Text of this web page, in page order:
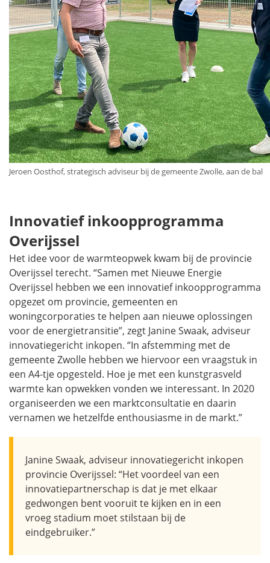
Jeroen Oosthof, strategisch adviseur bij de gemeente Zwolle, aan de bal
Innovatief inkoopprogramma
Overijssel
Het idee voor de warmteopwek kwam bij de provincie
Overijssel terecht. “Samen met Nieuwe Energie
Overijssel hebben we een innovatief inkoopprogramma
opgezet om provincie, gemeenten en
woningcorporaties te helpen aan nieuwe oplossingen
voor de energietransitie”, zegt Janine Swaak, adviseur
innovatiegericht inkopen. “In afstemming met de
gemeente Zwolle hebben we hiervoor een vraagstuk in
een A4-tje opgesteld. Hoe je met een kunstgrasveld
warmte kan opwekken vonden we interessant. In 2020
organiseerden we een marktconsultatie en daarin
vernamen we hetzelfde enthousiasme in de markt.”
Janine Swaak, adviseur innovatiegericht inkopen
provincie Overijssel: “Het voordeel van een
innovatiepartnerschap is dat je met elkaar
gedwongen bent vooruit te kijken en in een
vroeg stadium moet stilstaan bij de
eindgebruiker.”